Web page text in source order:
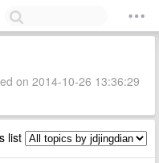
on 2014-10-26 13:36:29
list